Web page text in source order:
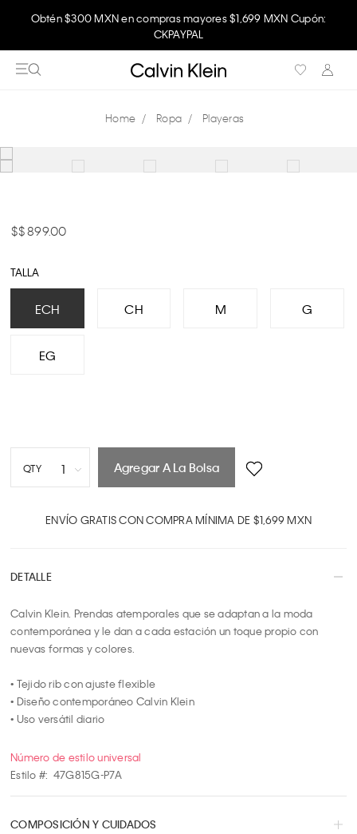
Obtén $300 MXN en compras mayores $1,699 MXN Cupón:
CKPAYPAL
Ropa Playeras
$ 899.00
TALLA
ECH CH M G
EG
QTY 1
5
7
10
Agregar A La Bolsa
ENVÍO GRATIS CON COMPRA MÍNIMA DE $1,699 MXN
DETALLE
Calvin Klein. Prendas atemporales que se adaptan a la moda
contemporánea y le dan a cada estación un toque propio con
nuevas formas y colores.
• Tejido rib con ajuste flexible
• Diseño contemporáneo Calvin Klein
• Uso versátil diario
Número de estilo universal
Estilo #: 47G815G-P7A
COMPOSICIÓN Y CUIDADOS